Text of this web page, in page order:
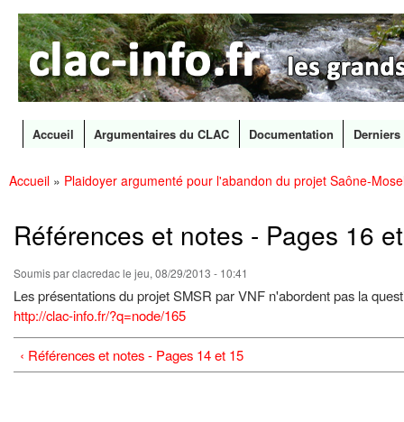
CLAC
Info
Les
grands
canaux
en
Menu principal
Accueil Argumentaires du CLAC Documentation
Accueil » Plaidoyer argumenté pour l'abandon du projet Saône-
Références et notes - Pages 16
Soumis parclacredacle jeu, 08/29/2013 - 10:41
Les présentations du projet SMSR par VNF n'abordent pas la
http://clac-info.fr/?q=node/165
‹ Références et notes - Pages 14 et 15